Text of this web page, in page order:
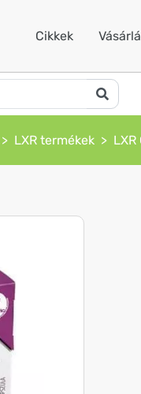
Cikkek
LXR termékek